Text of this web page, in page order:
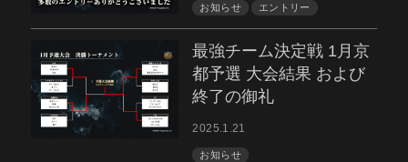
お知らせ エントリー
最強チーム決定戦 1月京
都予選 大会結果 および
終了の御礼
2025.1.21
お知らせ